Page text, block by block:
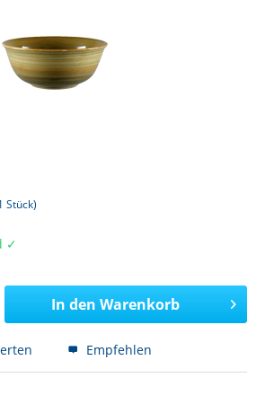
Stück)
✓
In den Warenkorb
Empfehlen